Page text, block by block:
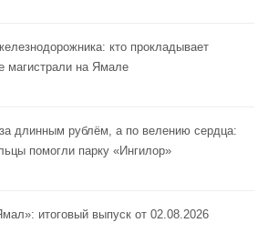
кто прокладывает
магистрали на Ямале
длинным рублём, а по велению сердца:
помогли парку «Ингилор»
итоговый выпуск от 02.08.2026